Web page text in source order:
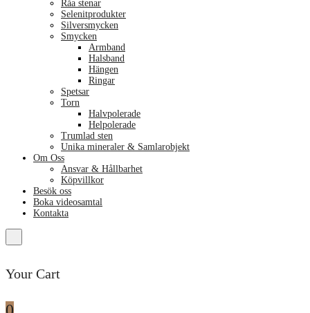
Råa stenar
Selenitprodukter
Silversmycken
Smycken
Armband
Halsband
Hängen
Ringar
Spetsar
Torn
Halvpolerade
Helpolerade
Trumlad sten
Unika mineraler & Samlarobjekt
Om Oss
Ansvar & Hållbarhet
Köpvillkor
Besök oss
Boka videosamtal
Kontakta
Your Cart